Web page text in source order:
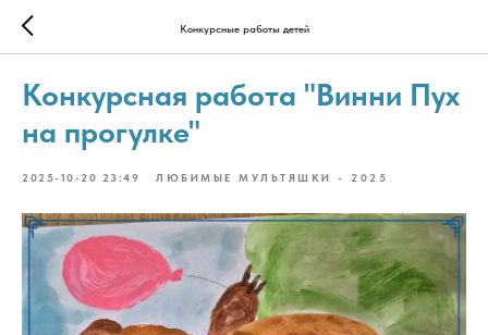
Конкурсные работы детей
Конкурсная работа "Винни Пух
на прогулке"
2025-10-20 23:49 ЛЮБИМЫЕ МУЛЬТЯШКИ - 2025